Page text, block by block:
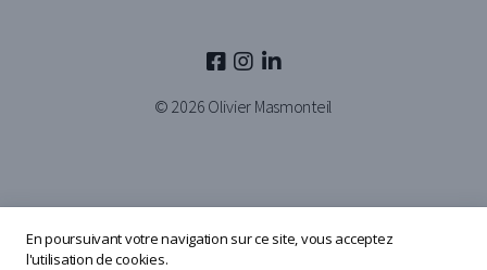
© 2026 Olivier Masmonteil
En poursuivant votre navigation sur ce site, vous acceptez
l'utilisation de cookies.